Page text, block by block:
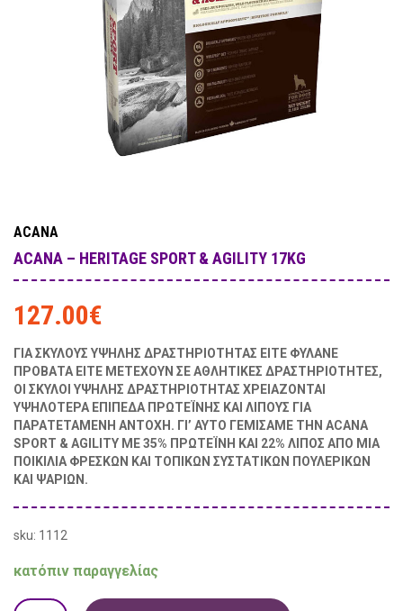
ACANA
ACANA – HERITAGE SPORT & AGILITY 17KG
127.00€
ΓΙΑ ΣΚΥΛΟΥΣ ΥΨΗΛΗΣ ΔΡΑΣΤΗΡΙΟΤΗΤΑΣ ΕΙΤΕ ΦΥΛΑΝΕ
ΠΡΟΒΑΤΑ ΕΙΤΕ ΜΕΤΕΧΟΥΝ ΣΕ ΑΘΛΗΤΙΚΕΣ ΔΡΑΣΤΗΡΙΟΤΗΤΕΣ,
ΟΙ ΣΚΥΛΟΙ ΥΨΗΛΗΣ ΔΡΑΣΤΗΡΙΟΤΗΤΑΣ ΧΡΕΙΑΖΟΝΤΑΙ
ΥΨΗΛΟΤΕΡΑ ΕΠΙΠΕΔΑ ΠΡΩΤΕΪΝΗΣ ΚΑΙ ΛΙΠΟΥΣ ΓΙΑ
ΠΑΡΑΤΕΤΑΜΕΝΗ ΑΝΤΟΧΗ. ΓΙ’ ΑΥΤΟ ΓΕΜΙΣΑΜΕ ΤΗΝ ACANA
SPORT & AGILITY ΜΕ 35% ΠΡΩΤΕΪΝΗ ΚΑΙ 22% ΛΙΠΟΣ ΑΠΟ ΜΙΑ
ΠΟΙΚΙΛΙΑ ΦΡΕΣΚΩΝ ΚΑΙ ΤΟΠΙΚΩΝ ΣΥΣΤΑΤΙΚΩΝ ΠΟΥΛΕΡΙΚΩΝ
ΚΑΙ ΨΑΡΙΩΝ.
sku: 1112
κατόπιν παραγγελίας